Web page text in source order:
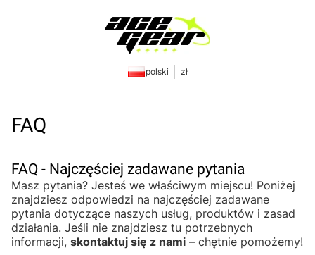
polski zł
FAQ
FAQ - Najczęściej zadawane pytania
Masz pytania? Jesteś we właściwym miejscu! Poniżej
znajdziesz odpowiedzi na najczęściej zadawane
pytania dotyczące naszych usług, produktów i zasad
działania. Jeśli nie znajdziesz tu potrzebnych
informacji, skontaktuj się z nami – chętnie pomożemy!